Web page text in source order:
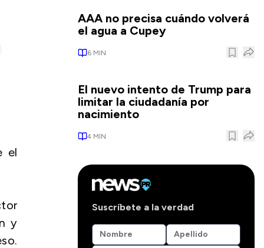
el
y
AAA no precisa cuándo volverá
el agua a Cupey
6 MIN
El nuevo intento de Trump para
limitar la ciudadanía por
nacimiento
4 MIN
Suscríbete a la verdad